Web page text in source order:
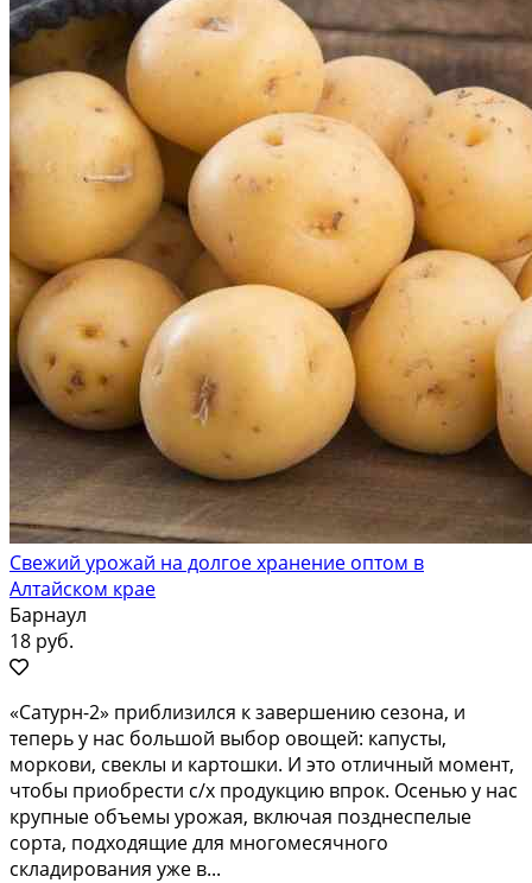
Свежий урожай на долгое хранение оптом в
Алтайском крае
Барнаул
18 руб.
«Сатурн-2» приблизился к завершению сезона, и
теперь у нас большой выбор овощей: капусты,
моркови, свеклы и картошки. И это отличный момент,
чтобы приобрести с/х продукцию впрок. Осенью у нас
крупные объемы урожая, включая позднеспелые
сорта, подходящие для многомесячного
складирования уже в...